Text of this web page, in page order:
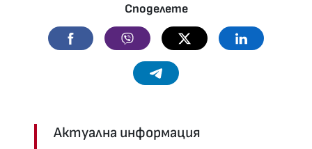
Споделете
Facebook Viber Twitter Linkedin
Telegram
Актуална информация